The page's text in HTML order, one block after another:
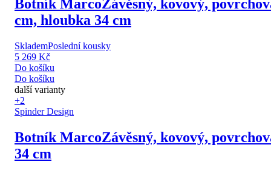
Botník MarcoZávěsný, kovový,
cm, hloubka 34 cm
SklademPoslední kousky
5 269 Kč
Do košíku
Do košíku
další varianty
+2
Spinder Design
Botník MarcoZávěsný, kovový,
34 cm